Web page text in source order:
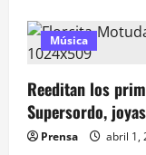
mitos
de
con
su
Música
Reeditan los
Supersordo,
Prensa abril 1,